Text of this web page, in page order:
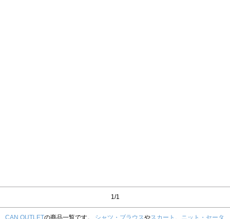
1/1
CAN OUTLETの商品一覧です。 シャツ・ブラウスやスカート 、 ニット・セータ